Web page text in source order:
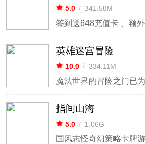
5.0 / 341.58M
英雄迷宫冒险
10.0 / 334.11M
魔法世界的冒险之门已
指间山海
5.0 / 1.06G
国风志怪奇幻策略卡牌